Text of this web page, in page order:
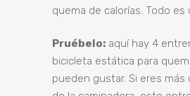
quema de calorías. Todo es
Pruébelo: aquí hay 4
bicicleta estática para
pueden gustar. Si eres más